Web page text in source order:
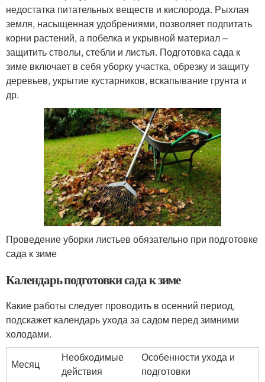
недостатка питательных веществ и кислорода. Рыхлая
земля, насыщенная удобрениями, позволяет подпитать
корни растений, а побелка и укрывной материал –
защитить стволы, стебли и листья. Подготовка сада к
зиме включает в себя уборку участка, обрезку и защиту
деревьев, укрытие кустарников, вскапывание грунта и
др.
Проведение уборки листьев обязательно при подготовке
сада к зиме
Календарь подготовки сада к зиме
Какие работы следует проводить в осенний период,
подскажет календарь ухода за садом перед зимними
холодами.
Месяц
Необходимые
действия
Особенности ухода и
подготовки